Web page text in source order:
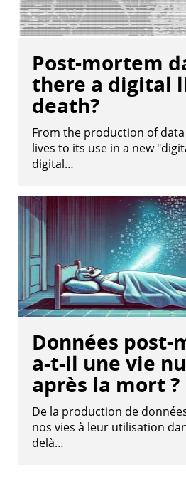
Post-mortem
there a digital
death?
From the production of
lives to its use in a new
digital…
Données post-
a-t-il une vie
après la mort ?
De la production de
nos vies à leur utilisation
delà…